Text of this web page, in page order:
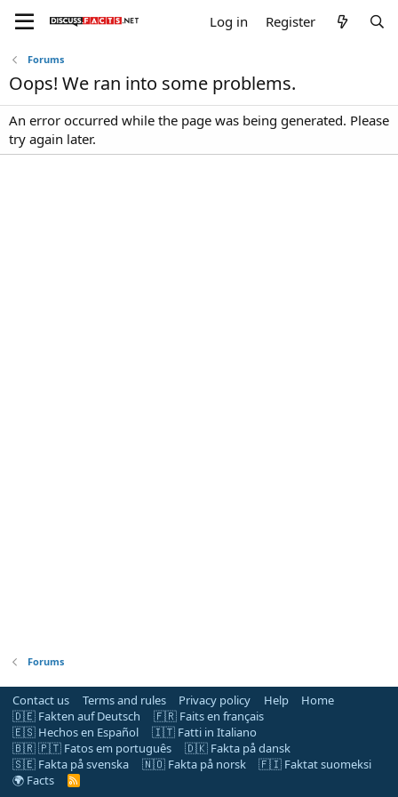
Log in Register
Forums
Oops! We ran into some problems.
An error occurred while the page was being generated. Please
try again later.
Forums
Contact us Terms and rules Privacy policy Help
Home
🇩🇪 Fakten auf Deutsch
🇫🇷 Faits en français
🇪🇸 Hechos en Español
🇮🇹 Fatti in Italiano
🇧🇷 🇵🇹 Fatos em português
🇩🇰 Fakta på dansk
🇸🇪 Fakta på svenska
🇳🇴 Fakta på norsk
🇫🇮 Faktat suomeksi
🌍 Facts
R